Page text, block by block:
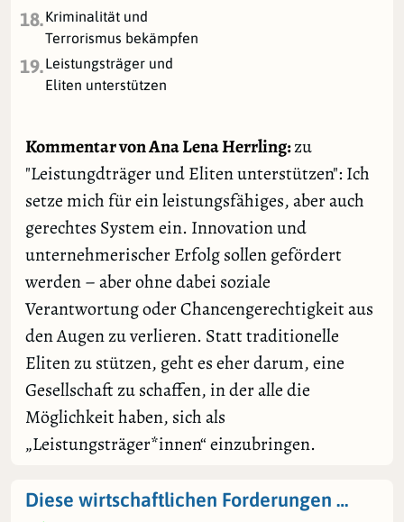
18.Kriminalität und
Terrorismus bekämpfen
19.Leistungsträger und
Eliten unterstützen
Kommentar von Ana Lena Herrling:zu
"Leistungdträger und Eliten unterstützen": Ich
setze mich für ein leistungsfähiges, aber auch
gerechtes System ein. Innovation und
unternehmerischer Erfolg sollen gefördert
werden – aber ohne dabei soziale
Verantwortung oder Chancengerechtigkeit aus
den Augen zu verlieren. Statt traditionelle
Eliten zu stützen, geht es eher darum, eine
Gesellschaft zu schaffen, in der alle die
Möglichkeit haben, sich als
„Leistungsträger*innen“ einzubringen.
Diese wirtschaftlichen Forderungen …